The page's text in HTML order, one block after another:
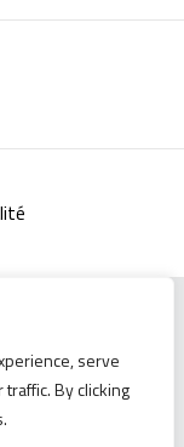
serve
By clicking
& Mélissa